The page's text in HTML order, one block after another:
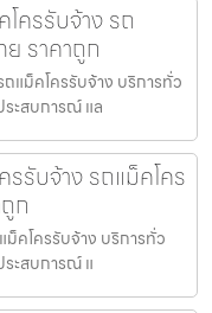
ครรับจ้าง รถ
ย ราคาถูก
แม็คโครรับจ้าง บริการทั่ว
ะสบการณ์ แล
รรับจ้าง รถแม็คโคร
ก
ม็คโครรับจ้าง บริการทั่ว
ะสบการณ์ แ